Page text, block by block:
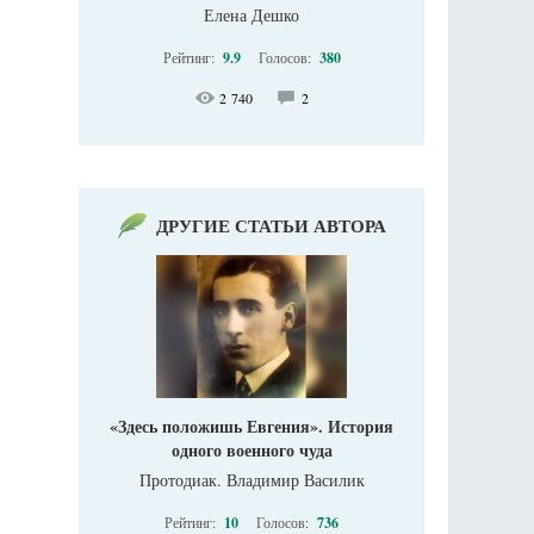
Елена Дешко
Рейтинг: 9.9 Голосов: 380
2 740 2
ДРУГИЕ СТАТЬИ АВТОРА
«Здесь положишь Евгения». История
одного военного чуда
Протодиак. Владимир Василик
Рейтинг: 10 Голосов: 736